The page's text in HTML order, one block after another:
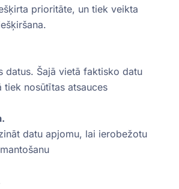
prioritāte, un tiek veikta
datus. Šajā vietā faktisko datu
tiek nosūtītas atsauces
datu apjomu, lai ierobežotu